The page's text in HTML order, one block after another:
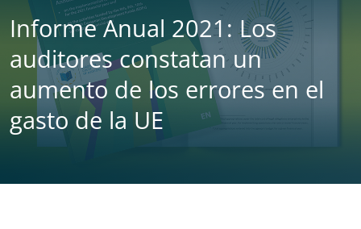
Informe Anual 2021: Los
auditores constatan un
aumento de los errores en el
gasto de la UE